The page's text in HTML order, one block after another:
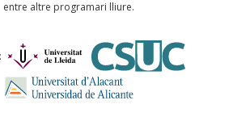
entre altre programari lliure.